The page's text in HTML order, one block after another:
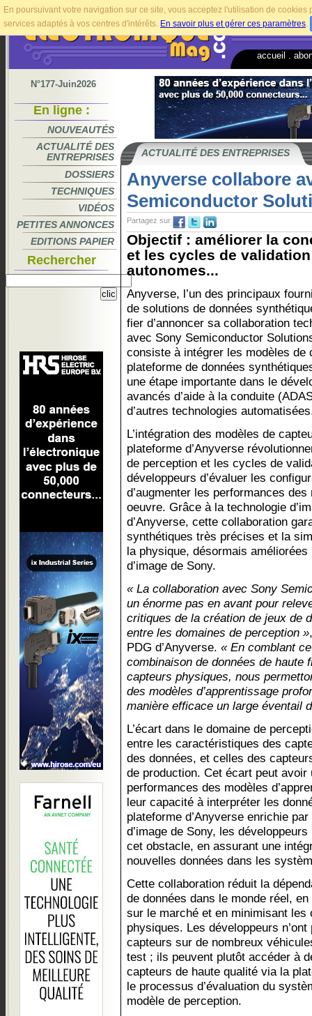
En poursuivant votre navigation sur ce site, vous acceptez l'utilisation de
services adaptés à vos centres d'intérêts. En savoir plus et gérer ces paramètres.
accueil
N°177-Juin2026
En ligne :
NOUVEAUTÉS
ACTUALITÉ DES
ENTREPRISES
DOSSIERS
TECHNIQUES
VIDÉOS
PETITES ANNONCES
EDITIONS PAPIER
Rechercher
ACTUALITÉ DES ENTREPRISES
Anyverse collabore
Semiconductor
Partagez sur
Objectif : améliorer la
et les cycles de
autonomes...
Anyverse, l’un des principaux
de solutions de données
fier d’annoncer sa collaboration
avec Sony Semiconductor
consiste à intégrer les modèles de
plateforme de données
une étape importante dans le
avancés d’aide à la conduite
d’autres technologies
L’intégration des modèles de
plateforme d’Anyverse
de perception et les cycles de
développeurs d’évaluer les
d’augmenter les performances
oeuvre. Grâce à la technologie
d’Anyverse, cette collaboration
synthétiques très précises et la
la physique, désormais
d’image de Sony.
« La collaboration avec Sony
un énorme pas en avant pour
critiques de la création de jeux de
entre les domaines de perception »
PDG d’Anyverse. « En comblant
combinaison de données de haute
capteurs physiques, nous
des modèles d’apprentissage
manière efficace un large éventail
L’écart dans le domaine de
entre les caractéristiques des
des données, et celles des
de production. Cet écart peut
performances des modèles
leur capacité à interpréter les
plateforme d’Anyverse enrichie
d’image de Sony, les
cet obstacle, en assurant une
nouvelles données dans les
Cette collaboration réduit la
de données dans le monde réel,
sur le marché et en minimisant
physiques. Les développeurs
capteurs sur de nombreux
test ; ils peuvent plutôt accéder à
capteurs de haute qualité via la
le processus d’évaluation du
modèle de perception.